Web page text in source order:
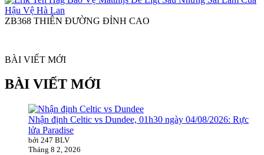
ZB368 THIÊN ĐƯỜNG ĐỈNH CAO
BÀI VIẾT MỚI
BÀI VIẾT MỚI
Nhận định Celtic vs Dundee, 01h30 ngày 04/08/2026: Rực
lửa Paradise
bởi 247 BLV
Tháng 8 2, 2026